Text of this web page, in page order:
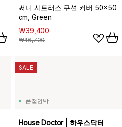
써니 시트러스 쿠션 커버 50x50
cm, Green
₩39,400
₩46,700
품절임박
House Doctor | 하우스닥터
SALE